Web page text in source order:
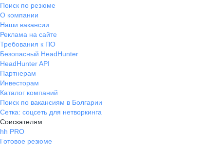
Поиск по резюме
О компании
Наши вакансии
Реклама на сайте
Требования к ПО
Безопасный HeadHunter
HeadHunter API
Партнерам
Инвесторам
Каталог компаний
Поиск по вакансиям в Болгарии
Сетка: соцсеть для нетворкинга
Соискателям
hh PRO
Готовое резюме